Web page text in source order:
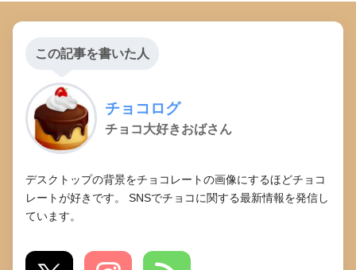
この記事を書いた人
チョコログ
チョコ大好きおばさん
デスクトップの背景をチョコレートの画像にするほどチョコ
レートが好きです。 SNSでチョコに関する最新情報を発信し
ています。